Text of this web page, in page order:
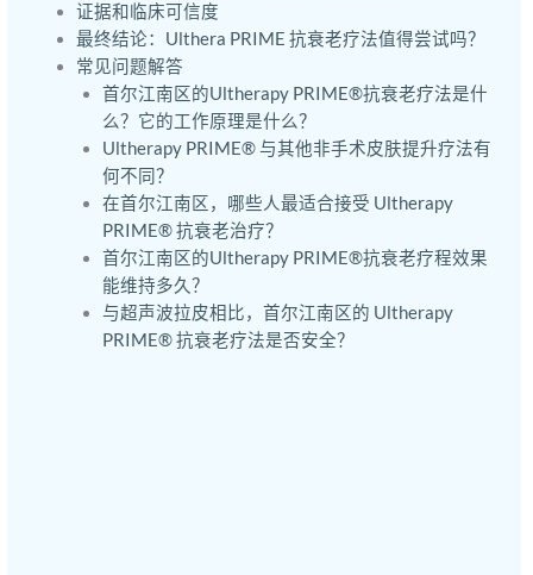
证据和临床可信度
最终结论：Ulthera PRIME 抗衰老疗法值得尝试吗？
常见问题解答
首尔江南区的Ultherapy PRIME®抗衰老疗法是什
么？它的工作原理是什么？
Ultherapy PRIME® 与其他非手术皮肤提升疗法有
何不同？
在首尔江南区，哪些人最适合接受 Ultherapy
PRIME® 抗衰老治疗？
首尔江南区的Ultherapy PRIME®抗衰老疗程效果
能维持多久？
与超声波拉皮相比，首尔江南区的 Ultherapy
PRIME® 抗衰老疗法是否安全？